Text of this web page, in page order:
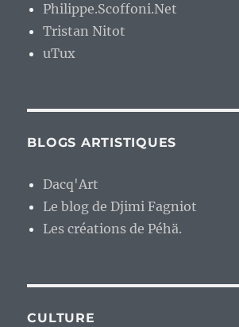
Philippe.Scoffoni.Net
Tristan Nitot
uTux
BLOGS ARTISTIQUES
Dacq'Art
Le blog de Djimi Fagniot
Les créations de Péhä.
CULTURE